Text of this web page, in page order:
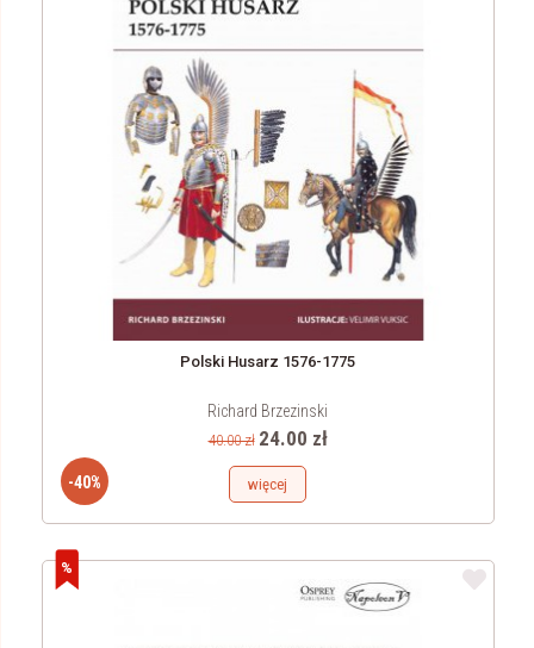
-40%
Polski Husarz 1576-1775
Richard Brzezinski
40.00 zł 24.00 zł
więcej